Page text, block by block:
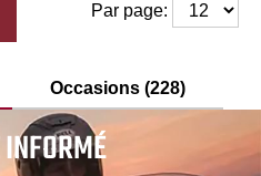
Par page:
Occasions (228)